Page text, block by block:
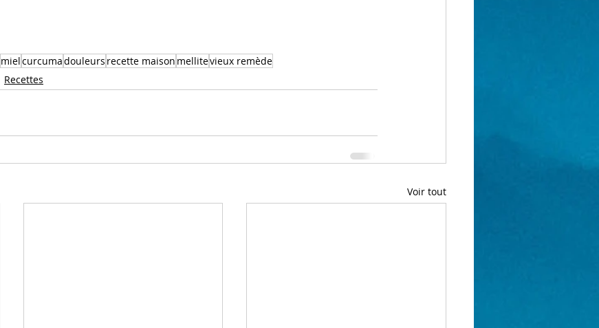
mielcurcumadouleurs recette maison mellitevieux remède
Recettes
Voir tout